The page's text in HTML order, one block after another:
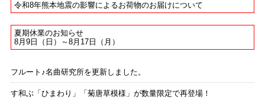
令和8年熊本地震の影響によるお荷物のお届けについて
夏期休業のお知らせ
8月9日（日）～8月17日（月）
フルート♪名曲研究所を更新しました。
す和ぶ「ひまわり」「菊唐草模様」が数量限定で再登場！